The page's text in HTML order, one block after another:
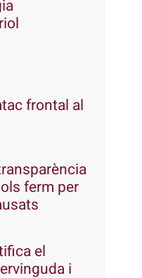
frontal al
ferm per
el
i